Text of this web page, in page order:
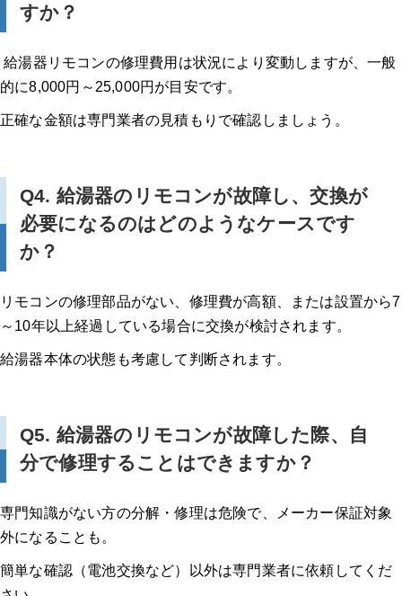
すか？
給湯器リモコンの修理費用は状況により変動しますが、一般
的に8,000円～25,000円が目安です。
正確な金額は専門業者の見積もりで確認しましょう。
Q4. 給湯器のリモコンが故障し、交換が
必要になるのはどのようなケースです
か？
リモコンの修理部品がない、修理費が高額、または設置から7
～10年以上経過している場合に交換が検討されます。
給湯器本体の状態も考慮して判断されます。
Q5. 給湯器のリモコンが故障した際、自
分で修理することはできますか？
専門知識がない方の分解・修理は危険で、メーカー保証対象
外になることも。
簡単な確認（電池交換など）以外は専門業者に依頼してくだ